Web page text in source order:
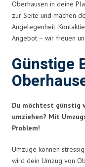
Oberhausen in deine
zur Seite und machen
Angelegenheit.
Angebot – wir freuen
Günstige
Du möchtest günstig
umziehen? Mit
Problem!
Umzüge können
wird dein Umzug von